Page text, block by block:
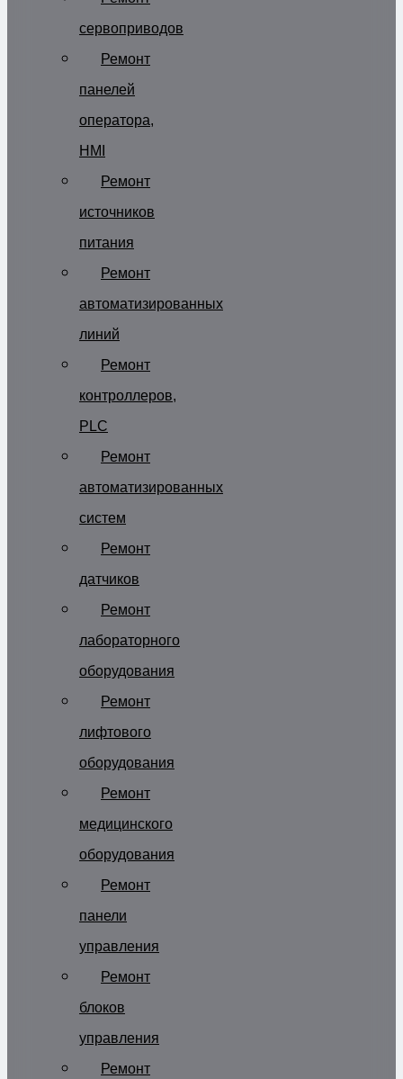
сервоприводов
Ремонт
панелей
оператора,
HMI
Ремонт
источников
питания
Ремонт
автоматизированных
линий
Ремонт
контроллеров,
PLC
Ремонт
автоматизированных
систем
Ремонт
датчиков
Ремонт
лабораторного
оборудования
Ремонт
лифтового
оборудования
Ремонт
медицинского
оборудования
Ремонт
панели
управления
Ремонт
блоков
управления
Ремонт